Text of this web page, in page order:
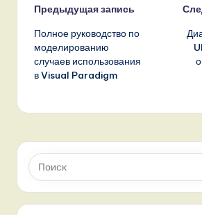
Навигация
записи
Предыдущая запись
Полное руководство по
моделированию
случаев использования
в Visual Paradigm